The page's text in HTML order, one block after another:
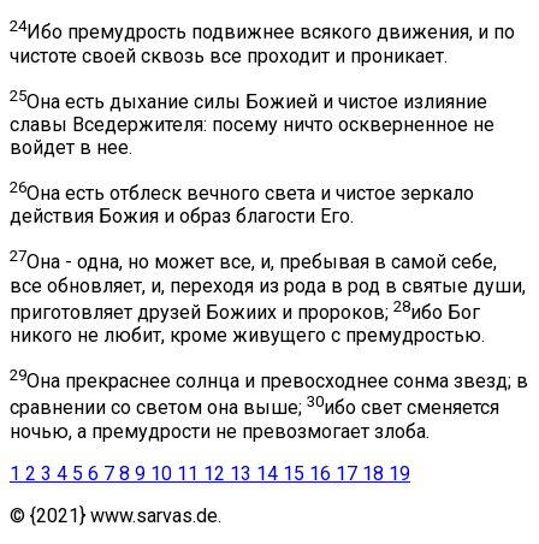
24Ибо премудрость подвижнее всякого движения, и по
чистоте своей сквозь все проходит и проникает.
25Она есть дыхание силы Божией и чистое излияние
славы Вседержителя: посему ничто оскверненное не
войдет в нее.
26Она есть отблеск вечного света и чистое зеркало
действия Божия и образ благости Его.
27Она - одна, но может все, и, пребывая в самой себе,
все обновляет, и, переходя из рода в род в святые души,
приготовляет друзей Божиих и пророков; 28ибо Бог
никого не любит, кроме живущего с премудростью.
29Она прекраснее солнца и превосходнее сонма звезд; в
сравнении со светом она выше; 30ибо свет сменяется
ночью, а премудрости не превозмогает злоба.
1 2 3 4 5 6 7 8 9 10 11 12 13 14 15 16 17 18 19
© {2021} www.sarvas.de.